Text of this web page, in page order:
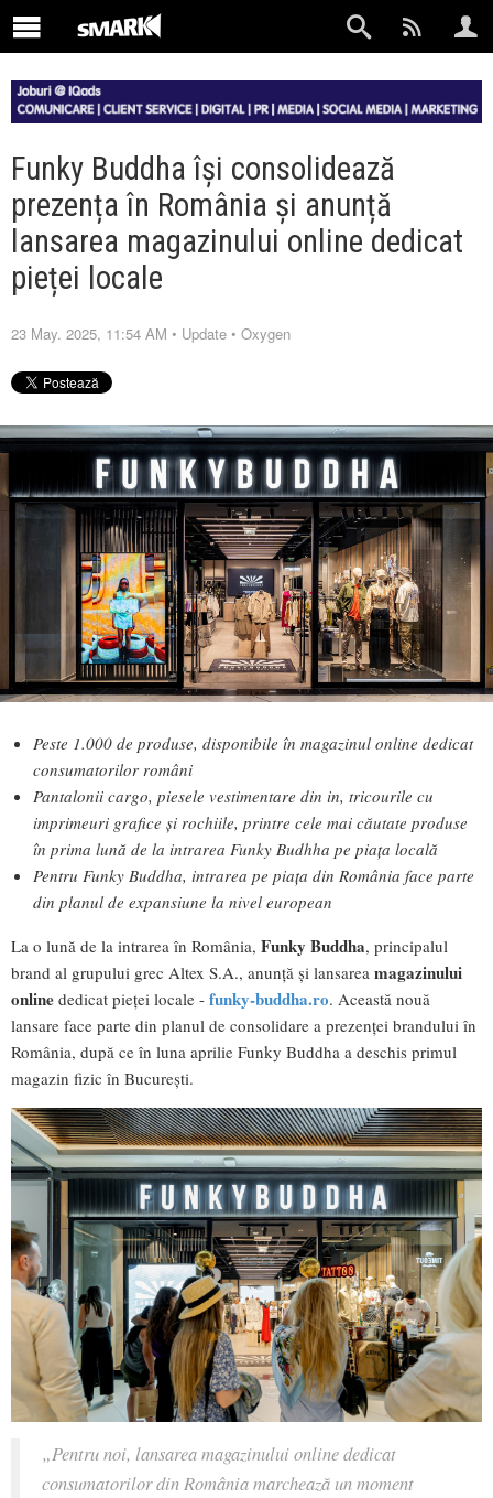
Funky Buddha își consolidează
prezența în România și anunță
lansarea magazinului online dedicat
pieței locale
23 May. 2025, 11:54 AM • Update • Oxygen
Peste 1.000 de produse, disponibile în magazinul online dedicat
consumatorilor români
Pantalonii cargo, piesele vestimentare din in, tricourile cu
imprimeuri grafice și rochiile, printre cele mai căutate produse
în prima lună de la intrarea Funky Budhha pe piața locală
Pentru Funky Buddha, intrarea pe piața din România face parte
din planul de expansiune la nivel european
La o lună de la intrarea în România, Funky Buddha, principalul
brand al grupului grec Altex S.A., anunță și lansarea magazinului
online dedicat pieței locale - funky-buddha.ro. Această nouă
lansare face parte din planul de consolidare a prezenței brandului în
România, după ce în luna aprilie Funky Buddha a deschis primul
magazin fizic în București.
„Pentru noi, lansarea magazinului online dedicat
consumatorilor din România marchează un moment